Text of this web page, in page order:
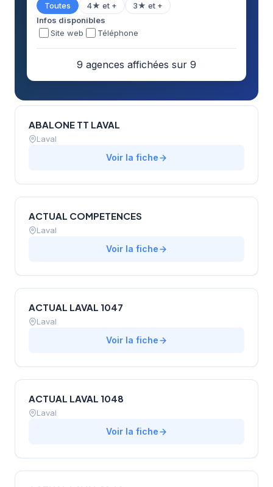
Toutes
4★ et +
3★ et +
Infos disponibles
Site web
Téléphone
9 agences affichées sur 9
ABALONE TT LAVAL
Laval
Voir la fiche
ACTUAL COMPETENCES
Laval
Voir la fiche
ACTUAL LAVAL 1047
Laval
Voir la fiche
ACTUAL LAVAL 1048
Laval
Voir la fiche